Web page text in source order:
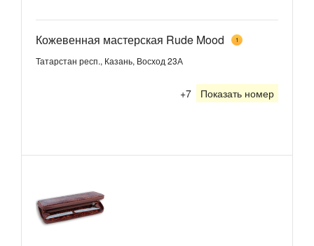
Кожевенная мастерская Rude Mood 1
Татарстан респ., Казань, Восход 23А
+7 Показать номер